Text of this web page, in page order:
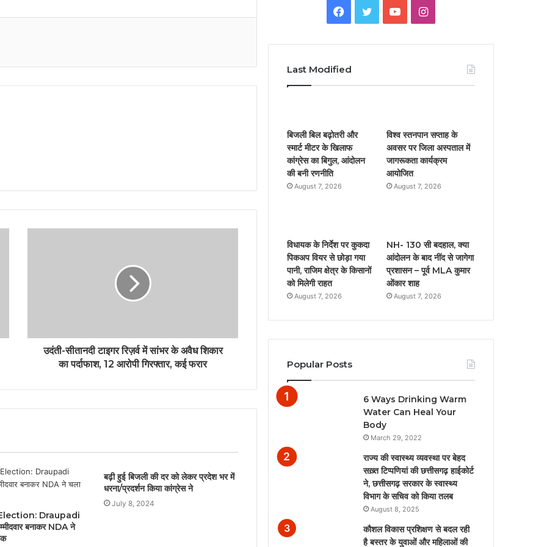
उदंती-सीतानदी टाइगर रिज़र्व में सांभर के अवैध शिकार
का पर्दाफाश, 12 आरोपी गिरफ्तार, कई फरार
Draupadi
बनाकर NDA ने
बढ़ी हुई बिजली की दर को लेकर प्रदेश भर में
धरना/प्रदर्शन किया कांग्रेस ने
July 8, 2024
e
o
o
t
T
b
e
I
t
g
r
a
Last Modified
बिजली बिल बढ़ोतरी और
स्मार्ट मीटर के खिलाफ
कांग्रेस का बिगुल, आंदोलन
की बनी रणनीति
August 7, 2026
विश्व स्तनपान सप्ताह के
अवसर पर जिला अस्पताल में
जागरूकता कार्यक्रम
आयोजित
August 7, 2026
विधायक के निर्देश पर कुकदा
पिकअप वियर से छोड़ा गया
पानी, राजिम क्षेत्र के किसानों
को मिलेगी राहत
August 7, 2026
NH- 130 सी बदहाल, क्या
आंदोलन के बाद नींद से जागेगा
प्रशासन – पूर्व MLA कुमार
ओंकार शाह
August 7, 2026
Popular Posts
6 Ways Drinking Warm
Water Can Heal Your
Body
March 29, 2022
राज्य की स्वास्थ्य व्यवस्था पर बेहद
सख़्त टिप्पणियां की छत्तीसगढ़ हाईकोर्ट
ने, छत्तीसगढ़ सरकार के स्वास्थ्य
विभाग के सचिव को किया तलब
August 8, 2025
कौशल विकास प्रशिक्षण से बदल रही
है बस्तर के युवाओं और महिलाओं की